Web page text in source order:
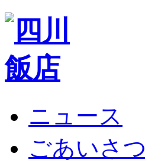
ニュース
ごあいさつ